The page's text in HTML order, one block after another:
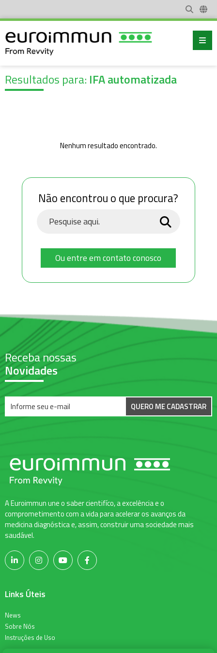
Resultados para: IFA automatizada
Nenhum resultado encontrado.
Não encontrou o que procura?
Ou entre em contato conosco
Receba nossas
Novidades
QUERO ME CADASTRAR
A Euroimmun une o saber cientifíco, a excelência e o
comprometimento com a vida para acelerar os avanços da
medicina diagnóstica e, assim, construir uma sociedade mais
saudável.
Links Úteis
News
Sobre Nós
Instruções de Uso